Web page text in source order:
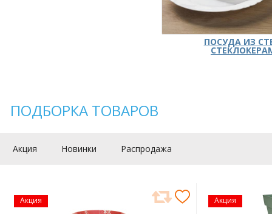
ПОСУДА ИЗ
ПОДБОРКА ТОВАРОВ
Акция Новинки Распродажа
Акция Акция